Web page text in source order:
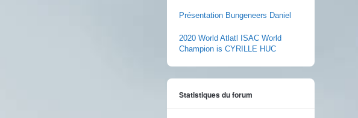
Présentation Bungeneers Daniel
2020 World Atlatl ISAC World
Champion is CYRILLE HUC
Statistiques du forum